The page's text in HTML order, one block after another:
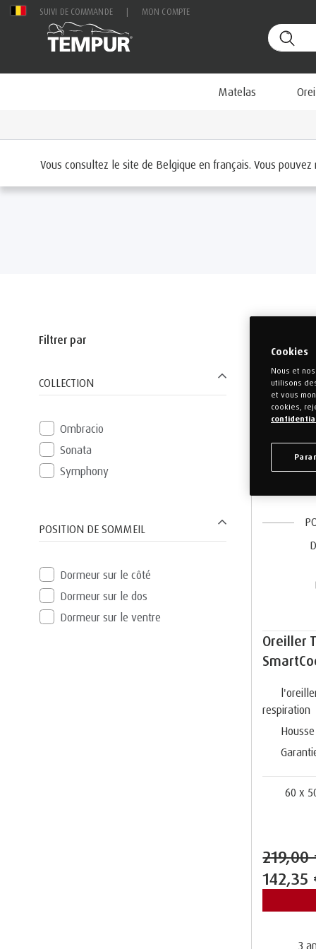
SUIVI DE COMMANDE MON COMPTE
Matelas
Vous consultez le site de Belgique en français. Vous
Filtrer par
COLLECTION
Ombracio
Sonata
Symphony
POSITION DE SOMMEIL
Dormeur sur le côté
Dormeur sur le dos
Dormeur sur le ventre
Oreiller
respiration
60 x
219,00
3
Cookies
Nous et
utilisons
et vous
cookies,